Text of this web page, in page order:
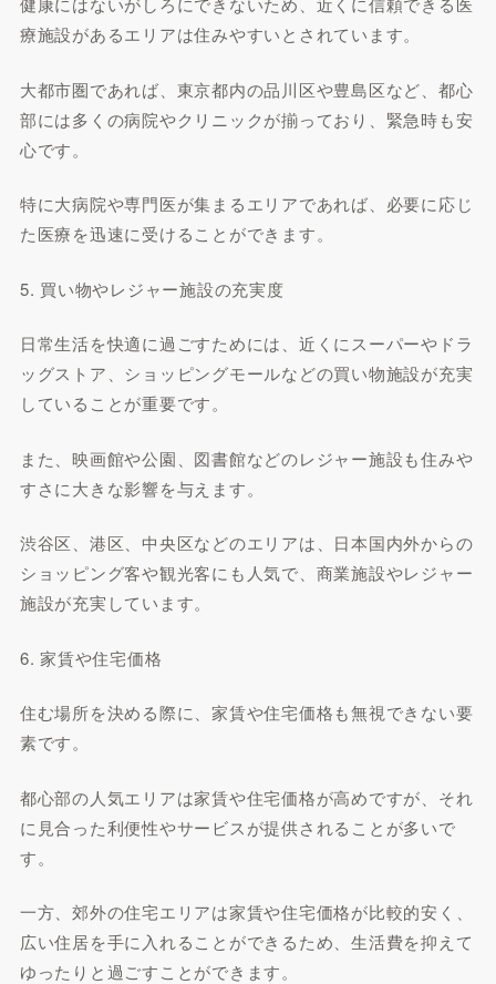
療施設があるエリアは住みやすいとされています。
大都市圏であれば、東京都内の品川区や豊島区など、都心
部には多くの病院やクリニックが揃っており、緊急時も安
心です。
特に大病院や専門医が集まるエリアであれば、必要に応じ
た医療を迅速に受けることができます。
5. 買い物やレジャー施設の充実度
日常生活を快適に過ごすためには、近くにスーパーやドラ
ッグストア、ショッピングモールなどの買い物施設が充実
していることが重要です。
また、映画館や公園、図書館などのレジャー施設も住みや
すさに大きな影響を与えます。
渋谷区、港区、中央区などのエリアは、日本国内外からの
ショッピング客や観光客にも人気で、商業施設やレジャー
施設が充実しています。
6. 家賃や住宅価格
住む場所を決める際に、家賃や住宅価格も無視できない要
素です。
都心部の人気エリアは家賃や住宅価格が高めですが、それ
に見合った利便性やサービスが提供されることが多いで
す。
一方、郊外の住宅エリアは家賃や住宅価格が比較的安く、
広い住居を手に入れることができるため、生活費を抑えて
ゆったりと過ごすことができます。